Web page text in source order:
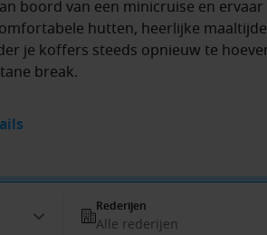
boord van een minicruise en
hutten, heerlijke
je koffers steeds opnieuw te
break.
Rederijen
Alle rederijen